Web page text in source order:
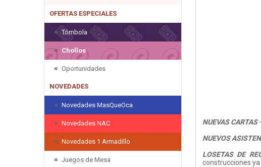
OFERTAS ESPECIALES
Tómbola
Chollos
Oportunidades
NOVEDADES
Novedades MasQueOca
Novedades NAC
Novedades 1 Armadillo
Juegos de Mesa
NUEVAS CARTAS
NUEVOS
LOSETAS DE
construcciones ya